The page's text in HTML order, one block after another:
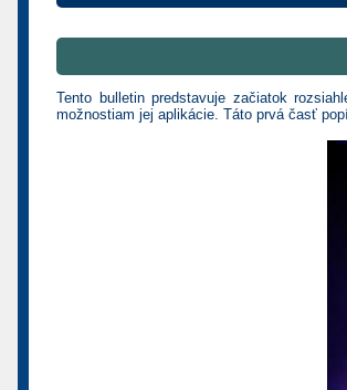
Tento bulletin predstavuje začiatok
možnostiam jej aplikácie. Táto prvá časť